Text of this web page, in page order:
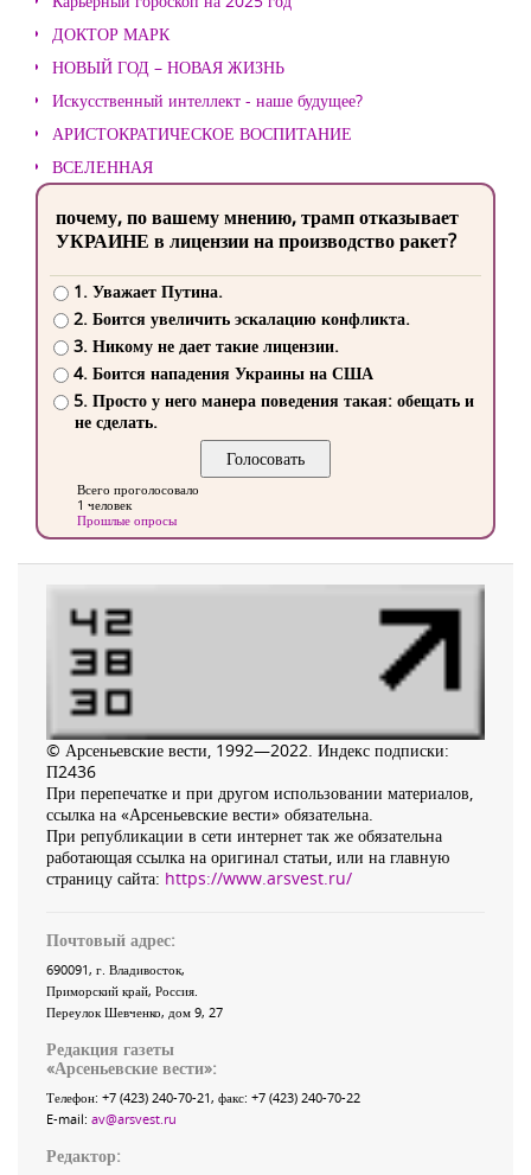
ДОКТОР МАРК
НОВЫЙ ГОД – НОВАЯ ЖИЗНЬ
Искусственный интеллект - наше будущее?
АРИСТОКРАТИЧЕСКОЕ ВОСПИТАНИЕ
ВСЕЛЕННАЯ
почему, по вашему мнению, трамп отказывает
УКРАИНЕ в лицензии на производство ракет?
1. Уважает Путина.
2. Боится увеличить эскалацию конфликта.
3. Никому не дает такие лицензии.
4. Боится нападения Украины на США
5. Просто у него манера поведения такая: обещать и
не сделать.
Всего проголосовало
1 человек
Прошлые опросы
© Арсеньевские вести, 1992—2022. Индекс подписки:
П2436
При перепечатке и при другом использовании материалов,
ссылка на «Арсеньевские вести» обязательна.
При републикации в сети интернет так же обязательна
работающая ссылка на оригинал статьи, или на главную
страницу сайта: https://www.arsvest.ru/
Почтовый адрес:
690091, г. Владивосток,
Приморский край, Россия
Переулок Шевченко, дом 9, 27
Редакция газеты
«Арсеньевские вести»:
Телефон: +7 (423) 240-70-21, факс: +7 (423) 240-70-22
E-mail: av@arsvest.ru
Редактор: